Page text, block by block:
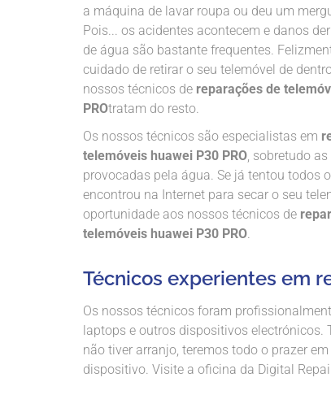
a máquina de lavar roupa ou deu um
Pois... os acidentes acontecem e danos
de água são bastante frequentes.
cuidado de retirar o seu telemóvel de
nossos técnicos de reparações de
PROtratam do resto.
Os nossos técnicos são especialistas em
telemóveis huawei P30 PRO, sobretudo
provocadas pela água. Se já tentou todos
encontrou na Internet para secar o seu
oportunidade aos nossos técnicos de
telemóveis huawei P30 PRO.
Técnicos experientes em
Os nossos técnicos foram
laptops e outros dispositivos electrónicos.
não tiver arranjo, teremos todo o prazer
dispositivo. Visite a oficina da Digital